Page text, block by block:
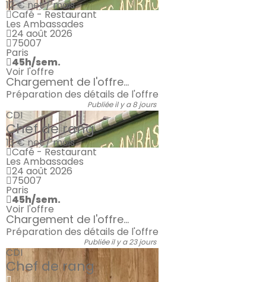
12 €net / mois
Café - Restaurant
Les Ambassades
24 août 2026
75007
Paris
45h/sem.
Voir l'offre
Chargement de l'offre...
Préparation des détails de l'offre
Publiée il y a 8 jours
CDI
Chef de rang
13 €net / mois
Café - Restaurant
Les Ambassades
24 août 2026
75007
Paris
45h/sem.
Voir l'offre
Chargement de l'offre...
Préparation des détails de l'offre
Publiée il y a 23 jours
CDI
Chef de rang